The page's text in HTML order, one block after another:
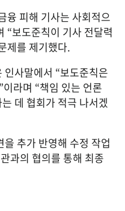
융 피해 기사는 사회적으
“보도준칙이 기사 전달력
제를 제기했다.
사말에서 “보도준칙은
이라며 “책임 있는 언론
데 협회가 적극 나서겠
추가 반영해 수정 작업
과의 협의를 통해 최종